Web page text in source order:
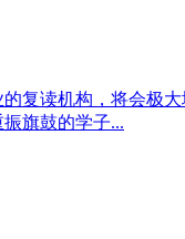
复读机构，将会极
旗鼓的学子...